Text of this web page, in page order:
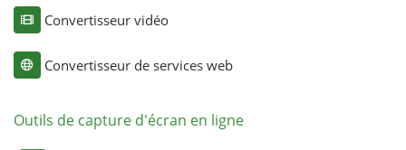
Convertisseur vidéo
Convertisseur de services web
Outils de capture d'écran en ligne